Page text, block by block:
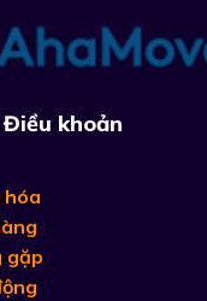
khoản
hóa
gặp